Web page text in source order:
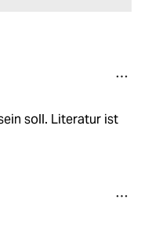
soll. Literatur ist